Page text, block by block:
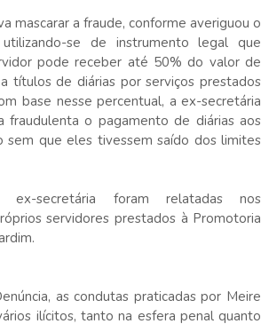
mascarar a fraude, conforme averiguou o
utilizando-se de instrumento legal que
pode receber até 50% do valor de
títulos de diárias por serviços prestados
base nesse percentual, a ex-secretária
fraudulenta o pagamento de diárias aos
sem que eles tivessem saído dos limites
secretária foram relatadas nos
servidores prestados à Promotoria
as condutas praticadas por Meire
ilícitos, tanto na esfera penal quanto